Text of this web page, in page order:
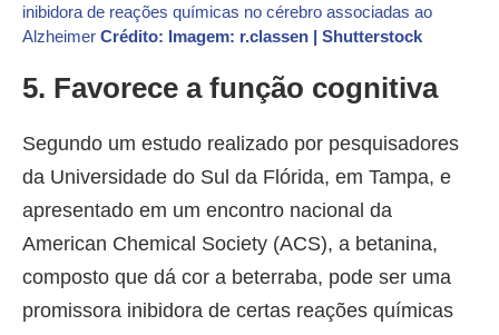
inibidora de reações químicas no cérebro associadas ao
Alzheimer Crédito: Imagem: r.classen | Shutterstock
5. Favorece a função cognitiva
Segundo um estudo realizado por pesquisadores
da Universidade do Sul da Flórida, em Tampa, e
apresentado em um encontro nacional da
American Chemical Society (ACS), a betanina,
composto que dá cor a beterraba, pode ser uma
promissora inibidora de certas reações químicas